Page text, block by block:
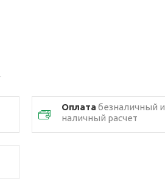
Оплата безналичный и
наличный расчет